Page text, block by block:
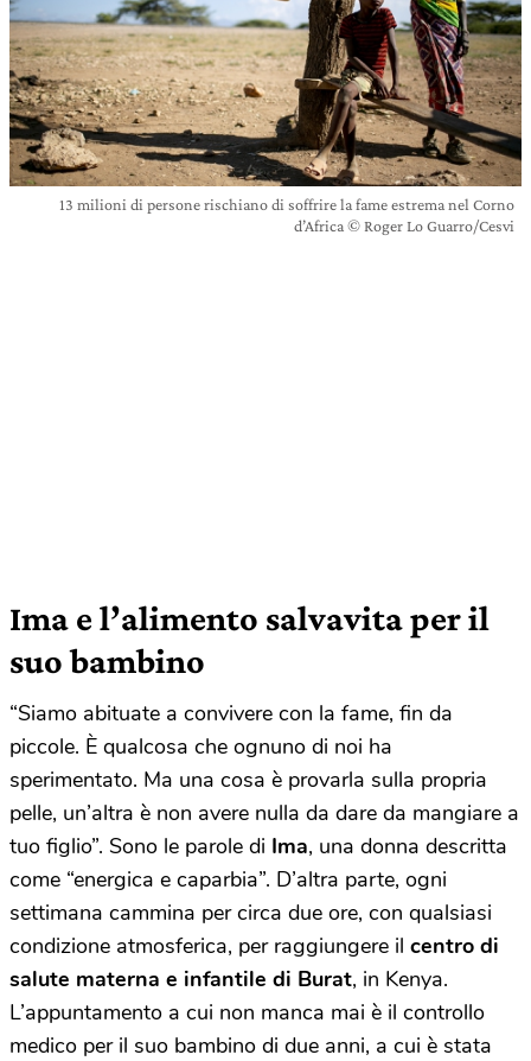
13 milioni di persone rischiano di soffrire la fame estrema nel Corno
d’Africa © Roger Lo Guarro/Cesvi
Ima e l’alimento salvavita per il
suo bambino
“Siamo abituate a convivere con la fame, fin da
piccole. È qualcosa che ognuno di noi ha
sperimentato. Ma una cosa è provarla sulla propria
pelle, un’altra è non avere nulla da dare da mangiare a
tuo figlio”. Sono le parole di Ima, una donna descritta
come “energica e caparbia”. D’altra parte, ogni
settimana cammina per circa due ore, con qualsiasi
condizione atmosferica, per raggiungere il centro di
salute materna e infantile di Burat, in Kenya.
L’appuntamento a cui non manca mai è il controllo
medico per il suo bambino di due anni, a cui è stata